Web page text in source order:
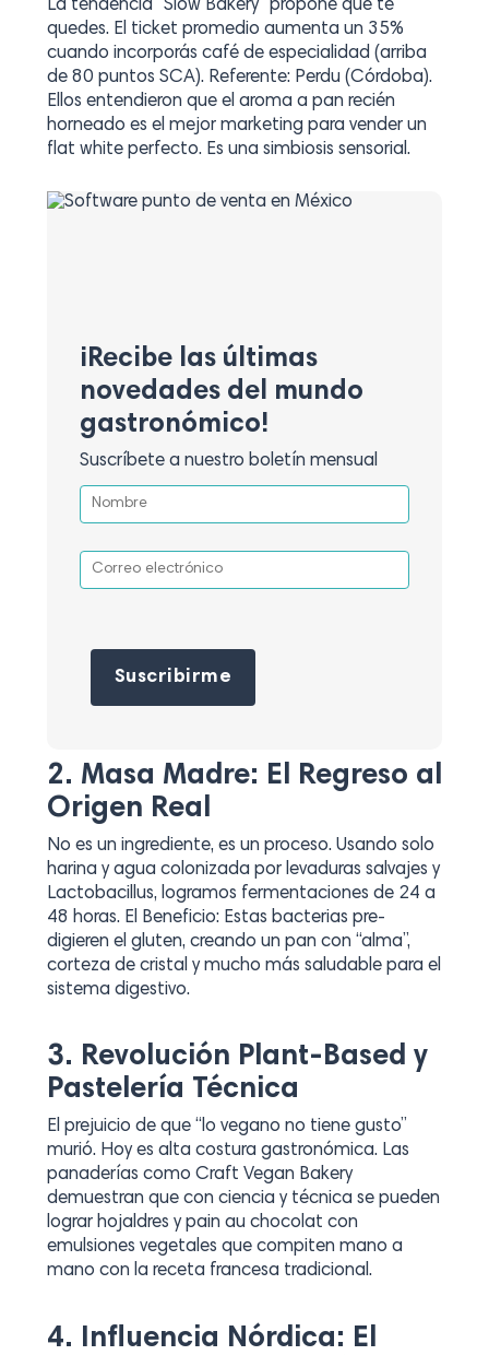
La tendencia “Slow Bakery” propone que te
quedes. El ticket promedio aumenta un 35%
cuando incorporás café de especialidad (arriba
de 80 puntos SCA). Referente: Perdu (Córdoba).
Ellos entendieron que el aroma a pan recién
horneado es el mejor marketing para vender un
flat white perfecto. Es una simbiosis sensorial.
¡Recibe las últimas
novedades del mundo
gastronómico!
Suscríbete a nuestro boletín mensual
2. Masa Madre: El Regreso al
Origen Real
No es un ingrediente, es un proceso. Usando solo
harina y agua colonizada por levaduras salvajes y
Lactobacillus, logramos fermentaciones de 24 a
48 horas. El Beneficio: Estas bacterias pre-
digieren el gluten, creando un pan con “alma”,
corteza de cristal y mucho más saludable para el
sistema digestivo.
3. Revolución Plant-Based y
Pastelería Técnica
El prejuicio de que “lo vegano no tiene gusto”
murió. Hoy es alta costura gastronómica. Las
panaderías como Craft Vegan Bakery
demuestran que con ciencia y técnica se pueden
lograr hojaldres y pain au chocolat con
emulsiones vegetales que compiten mano a
mano con la receta francesa tradicional.
4. Influencia Nórdica: El